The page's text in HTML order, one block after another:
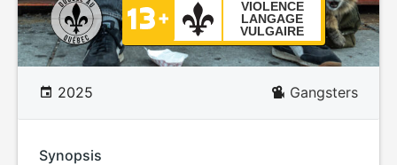
VIOLENCE
LANGAGE
VULGAIRE
2025 Gangsters
Synopsis